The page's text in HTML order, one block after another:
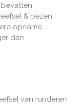
& pezen
opname
dan
van runderen